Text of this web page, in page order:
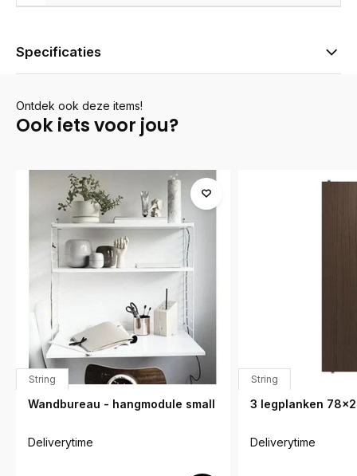
Specificaties
Ontdek ook deze items!
Ook iets voor jou?
String
Wandbureau - hangmodule small
Deliverytime
String
3 legplanken
Deliverytime